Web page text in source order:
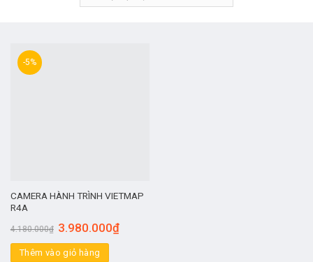
-5%
CAMERA HÀNH TRÌNH VIETMAP
R4A
4.180.000₫ 3.980.000₫
Thêm vào giỏ hàng